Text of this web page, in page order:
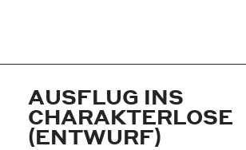
AUSFLUG INS
CHARAKTERLOSE
(ENTWURF)